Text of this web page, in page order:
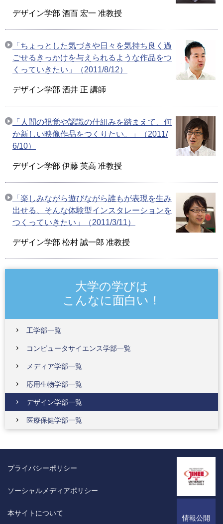
デザイン学部 酒百 宏一 准教授
「ちょっとした気づきや日々を気持ち良く過
ごせるきっかけを与えられるような作品をつ
くっていきたい」（2011/8/12）
デザイン学部 酒井 正 講師
「人間の視覚や認識の仕組みを踏まえて、何
か新しい映像作品をつくりたい。」（2011/
6/10）
デザイン学部 伊藤 英高 准教授
「楽しみながら遊びながら誰もが表現を生み
出せる、そんな体験型インスタレーションを
つくっていきたい」（2011/3/11）
デザイン学部 松村 誠一郎 准教授
大学の学びは
こんなに面白い！
工学部一覧
コンピュータサイエンス学部一覧
メディア学部一覧
応用生物学部一覧
デザイン学部一覧
医療保健学部一覧
情報公開
プライバシーポリシー
ソーシャルメディアポリシー
本サイトについて